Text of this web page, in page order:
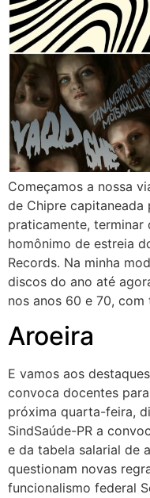
Começamos a nossa
de Chipre capitaneada
praticamente,
homônimo de estreia
Records. Na minha
discos do ano até
nos anos 60 e 70,
Aroeira
E vamos aos
convoca docentes
próxima quarta-feira,
SindSaúde-PR a
e da tabela salarial de
questionam novas
funcionalismo federal